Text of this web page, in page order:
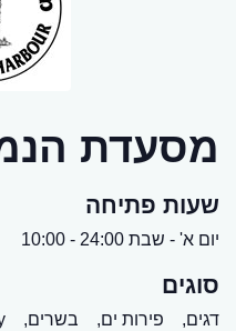
מסעדת
שעות פתיחה
יום א' - שבת 24:00 - 10:00
סוגים
דגים, פירות ים, בשרים,